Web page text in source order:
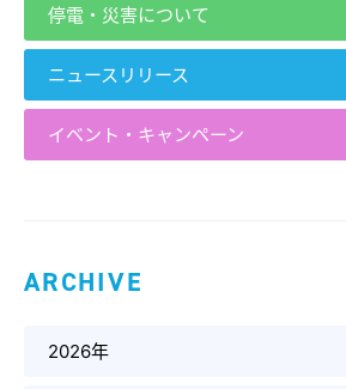
停電・災害について
ニュースリリース
イベント・キャンペーン
ARCHIVE
2026年